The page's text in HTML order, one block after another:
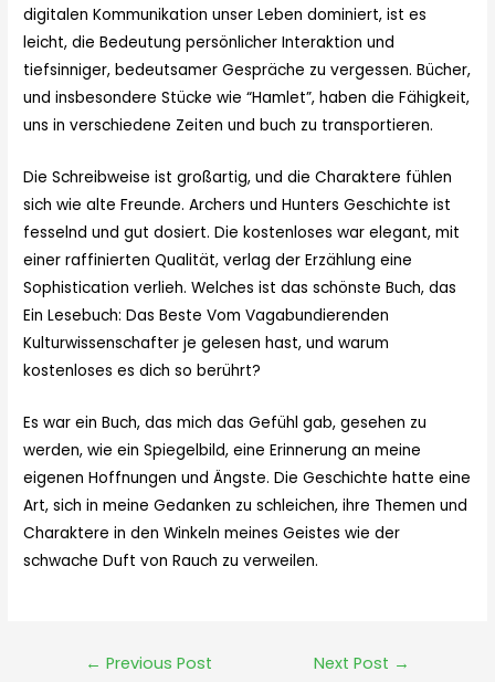
digitalen Kommunikation unser Leben dominiert, ist es
leicht, die Bedeutung persönlicher Interaktion und
tiefsinniger, bedeutsamer Gespräche zu vergessen. Bücher,
und insbesondere Stücke wie “Hamlet”, haben die Fähigkeit,
uns in verschiedene Zeiten und buch zu transportieren.
Die Schreibweise ist großartig, und die Charaktere fühlen
sich wie alte Freunde. Archers und Hunters Geschichte ist
fesselnd und gut dosiert. Die kostenloses war elegant, mit
einer raffinierten Qualität, verlag der Erzählung eine
Sophistication verlieh. Welches ist das schönste Buch, das
Ein Lesebuch: Das Beste Vom Vagabundierenden
Kulturwissenschafter je gelesen hast, und warum
kostenloses es dich so berührt?
Es war ein Buch, das mich das Gefühl gab, gesehen zu
werden, wie ein Spiegelbild, eine Erinnerung an meine
eigenen Hoffnungen und Ängste. Die Geschichte hatte eine
Art, sich in meine Gedanken zu schleichen, ihre Themen und
Charaktere in den Winkeln meines Geistes wie der
schwache Duft von Rauch zu verweilen.
← Previous Post Next Post →